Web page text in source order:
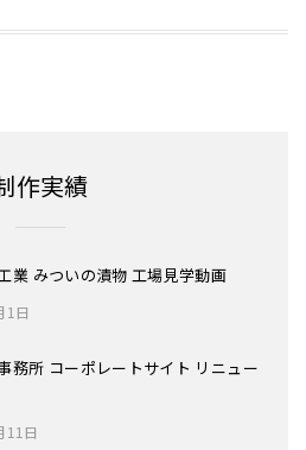
作実績
業 みついの漬物 工場見学動画
1日
務所 コーポレートサイト リニュー
11日